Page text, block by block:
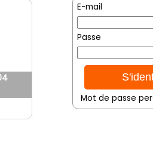
E-mail
Passe
Mot de passe